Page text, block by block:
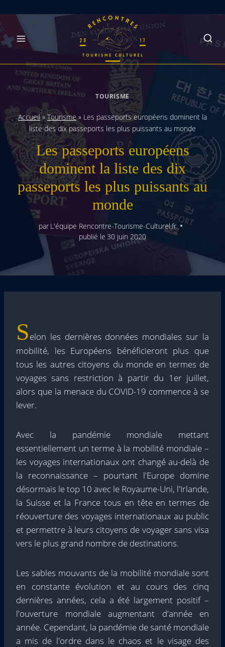
to
content
TOURISME
Accueil» Tourisme» Les passeports européens dominent la
liste des dix passeports les plus puissants au monde
Les passeports européens
dominent la liste des dix
passeports les plus puissants au
monde
par L'équipe Rencontre-Tourisme-Culturel.fr
publié le 30 juin 2020
Selon les dernières données mondiales sur la
mobilité, les Européens bénéficieront plus que
tous les autres citoyens du monde en termes de
voyages sans restriction à partir du 1er juillet,
alors que la menace du COVID-19 commence à se
lever.
Avec la pandémie mondiale mettant
essentiellement un terme à la mobilité mondiale –
les voyages internationaux ont changé au-delà de
la reconnaissance – pourtant l'Europe domine
désormais le top 10 avec le Royaume-Uni, l'Irlande,
la Suisse et la France tous en tête en termes de
réouverture des voyages internationaux au public
et permettre à leurs citoyens de voyager sans visa
vers le plus grand nombre de destinations.
Les sables mouvants de la mobilité mondiale sont
en constante évolution et au cours des cinq
dernières années, cela a été largement positif –
l'ouverture mondiale augmentant d'année en
année. Cependant, la pandémie de santé mondiale
a mis de l'ordre dans le chaos et le visage des